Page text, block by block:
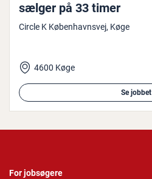
sæl­ger på 33 timer
Circle K Københavnsvej, Køge
4600 Køge
Se jobbet
For jobsøgere